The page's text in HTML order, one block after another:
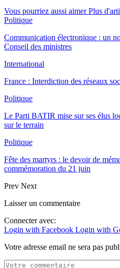
Vous pourriez aussi aimer Plus
Politique
Communication électronique : un
Conseil des ministres
International
France : Interdiction des réseaux
Politique
Le Parti BATIR mise sur ses élus
sur le terrain
Politique
Fête des martyrs : le devoir de
commémoration du 21 juin
Prev Next
Laisser un commentaire
Connecter avec:
Login with Facebook Login with
Votre adresse email ne sera pas